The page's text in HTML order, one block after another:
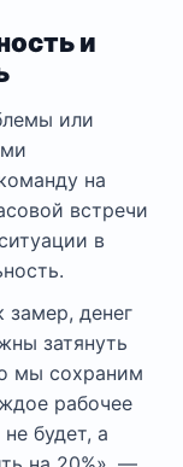
и
или
на
встречи
в
денег
затянуть
мы сохраним
рабочее
будет, а